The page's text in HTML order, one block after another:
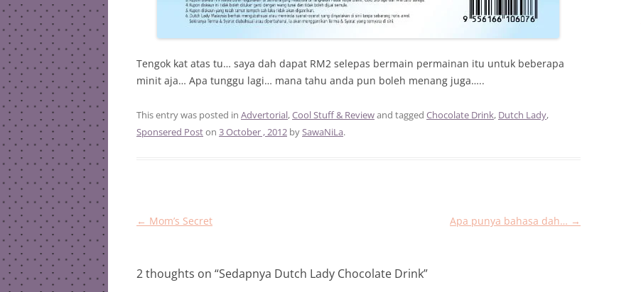
Tengok kat atas tu… saya dah dapat RM2 selepas bermain permainan itu untuk beberapa
minit aja… Apa tunggu lagi… mana tahu anda pun boleh menang juga…..
This entry was posted in Advertorial,Cool Stuff & Reviewand tagged Chocolate Drink, Dutch Lady,
Sponsered Poston 3 October , 2012 bySawaNiLa.
Post
← Mom’s Secret Apa punya bahasa dah… →
2 thoughts on “Sedapnya Dutch Lady Chocolate Drink”